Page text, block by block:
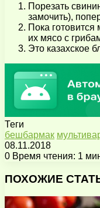
Порезать
замочить),
Пока готовится
их мясо с
Это казахское
Теги
бешбармак
08.11.2018
0 Время чтения: 1
через
почту
ПОХОЖИЕ